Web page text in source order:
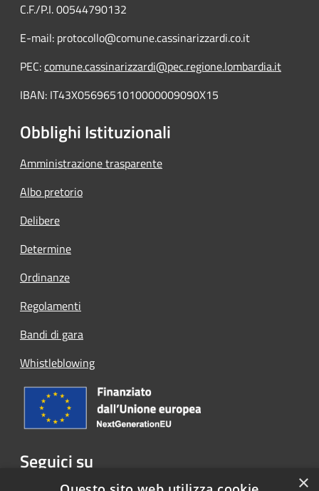
C.F./P.I. 00544790132
E-mail: protocollo@comune.cassinarizzardi.co.it
PEC:comune.cassinarizzardi@pec.regione.lombardia.it
IBAN: IT43X0569651010000009090X15
Obblighi Istituzionali
Amministrazione trasparente
Albo pretorio
Delibere
Determine
Ordinanze
Regolamenti
Bandi di gara
Whistleblowing
Seguici su
Facebook ×